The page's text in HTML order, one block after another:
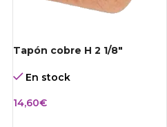
Tapón cobre H 2 1/8″
En stock
14,60€